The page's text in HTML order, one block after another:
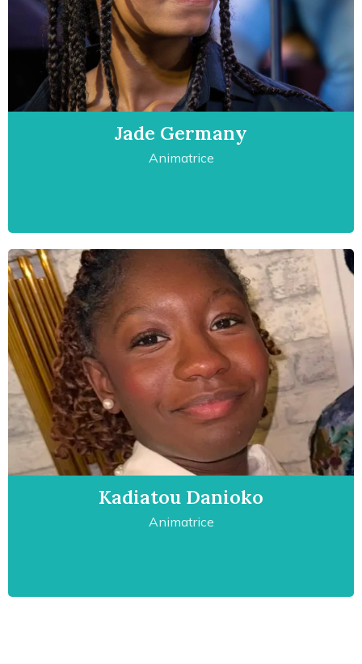
Jade Germany
Animatrice
Kadiatou Danioko
Animatrice